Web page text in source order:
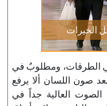
الخيرات
الطرقات، ومطلوبٌ في
صون اللسان ألا يرفع
الصوت العالية جداً في